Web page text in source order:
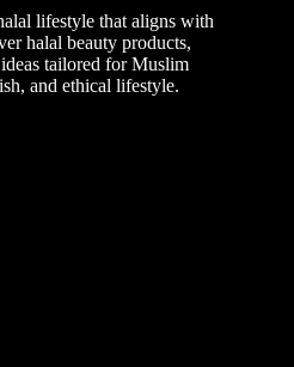
lifestyle that aligns with
halal beauty products,
tailored for Muslim
and ethical lifestyle.